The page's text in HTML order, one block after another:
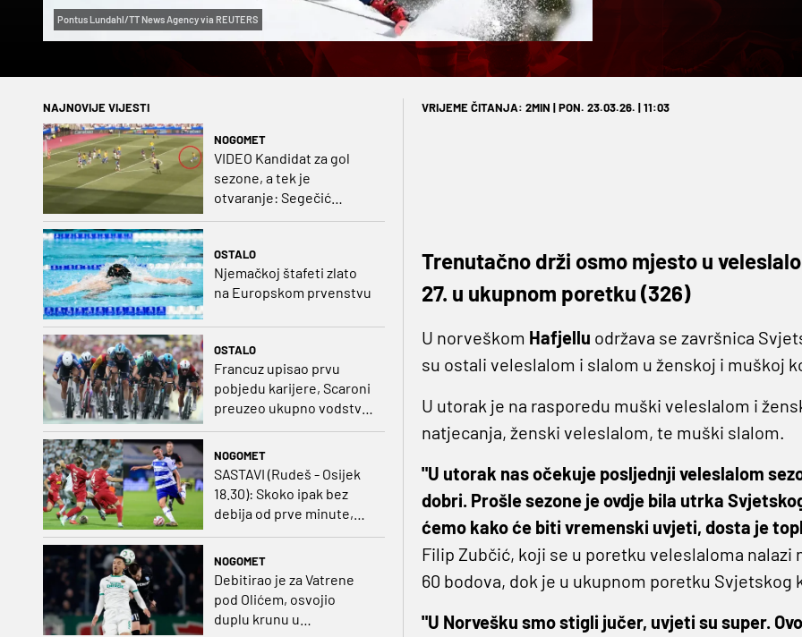
Pontus Lundahl/TT News Agency via REUTERS
NAJNOVIJE VIJESTI
NOGOMET
VIDEO Kandidat za gol
sezone, a tek je
otvaranje: Segečić
OSTALO
Njemačkoj štafeti zlato
na Europskom prvenstvu
OSTALO
Francuz upisao prvu
pobjedu karijere, Scaroni
preuzeo ukupno vodstvo
u Poljskoj
NOGOMET
SASTAVI (Rudeš - Osijek
18.30): Skoko ipak bez
debija od prve minute,
gosti promijenili
prvo kolo
NOGOMET
Debitirao je za Vatrene
pod Olićem, osvojio
duplu krunu u
VRIJEME ČITANJA: 2MIN | PON. 23.03.26. | 11:03
Trenutačno drži osmo mjesto u
27. u ukupnom poretku (326)
U norveškom Hafjellu održava se završnica
su ostali veleslalom i slalom u ženskoj i muškoj
U utorak je na rasporedu muški veleslalom i
natjecanja, ženski veleslalom, te muški slalom.
"U utorak nas očekuje posljednji veleslalom
dobri. Prošle sezone je ovdje bila utrka
ćemo kako će biti vremenski uvjeti, dosta je
Filip Zubčić, koji se u poretku veleslaloma nalazi
60 bodova, dok je u ukupnom poretku Svjetskog
"U Norvešku smo stigli jučer, uvjeti su super.